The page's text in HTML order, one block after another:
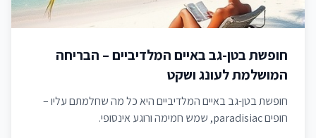
חופשת בטן-גב באיים המלדיביים – הבריחה
המושלמת לעונג ושקט
חופשת בטן-גב באיים המלדיביים היא כל מה שחלמתם עליו –
חופים paradisiac, שמש חמימה ורוגע אינסופי.